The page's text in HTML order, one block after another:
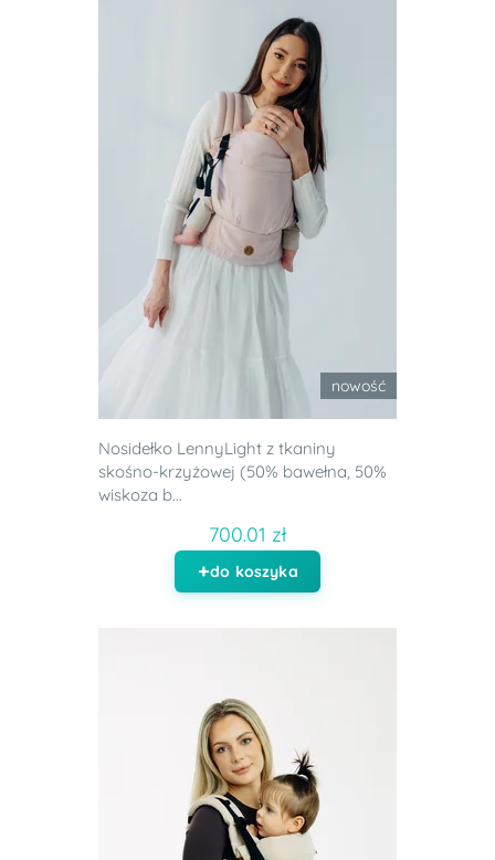
nowość
Nosidełko LennyLight z tkaniny
skośno-krzyżowej (50% bawełna, 50%
wiskoza b...
700.01 zł
do koszyka